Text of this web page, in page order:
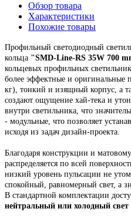
Обзор товара
Характеристики
Похожие товары
Профильный светодиодный
кольца "SMD-Line-RS 35W 700
кольцевых профильных
более эффектные и оригинальные
кг), тонкий и изящный корпус, а
создают ощущение хай-тека и
внутри светильника, что
- модульные, что позволяет
исходя из задач дизайн-проекта.
Благодаря конструкции и
распределяется по всей
низкий уровень пульсации не
спокойный, равномерный свет, а
В стандартной комплектации
нейтральный или холодный свет